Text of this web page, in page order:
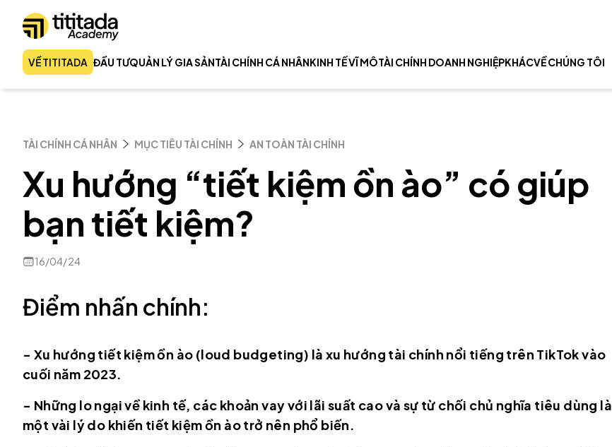
VỀ TITITADA ĐẦU TƯQUẢN LÝ GIA SẢNTÀI CHÍNH CÁ NHÂNKINH TẾ VĨ MÔTÀI CHÍNH DOANH NGHIỆPKHÁCVỀ CHÚNG TÔI
TÀI CHÍNH CÁ NHÂN MỤC TIÊU TÀI CHÍNH AN TOÀN TÀI CHÍNH
Xu hướng “tiết kiệm ồn ào” có giúp
bạn tiết kiệm?
16/04/24
Điểm nhấn chính:
- Xu hướng tiết kiệm ồn ào (loud budgeting) là xu hướng tài chính nổi tiếng trên TikTok vào
cuối năm 2023.
- Những lo ngại về kinh tế, các khoản vay với lãi suất cao và sự từ chối chủ nghĩa tiêu dùng là
một vài lý do khiến tiết kiệm ồn ào trở nên phổ biến.